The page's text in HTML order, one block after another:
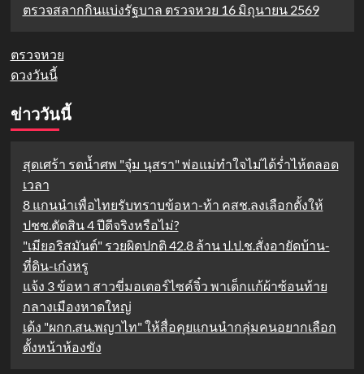
ตรวจสลากกินแบ่งรัฐบาล ตรวจหวย 16 มิถุนายน 2569
ตรวจหวย
ดวงวันนี้
ข่าววันนี้
สุดเศร้า รดน้ำศพ "จุ๋ม นุสรา" พ่อแม่ทำใจไม่ได้ร่ำไห้ตลอด
เวลา
8 แกนนำเพื่อไทยรับทราบข้อหา-ท้า คสช.ลงเลือกตั้งให้
ปชช.ตัดสิน 4 ปีดีจริงหรือไม่?
"เมียอริสมันต์" รวยผิดปกติ 42.8 ล้าน ป.ป.ช.สั่งอายัดบ้าน-
ที่ดิน-เก๋งหรู
แจ้ง 3 ข้อหา สาวขี่มอเตอร์ไซค์จิ๋ว พาเด็กแก้ผ้าซ้อนท้าย
กลางเมืองหาดใหญ่
เด้ง "ผกก.สน.พญาไท" ให้สื่อคุยแกนนำกลุ่มคนอยากเลือก
ตั้งหน้าห้องขัง